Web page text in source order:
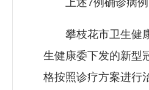
上述7例确诊病例
攀枝花市卫生健康
生健康委下发的新型
格按照诊疗方案进行